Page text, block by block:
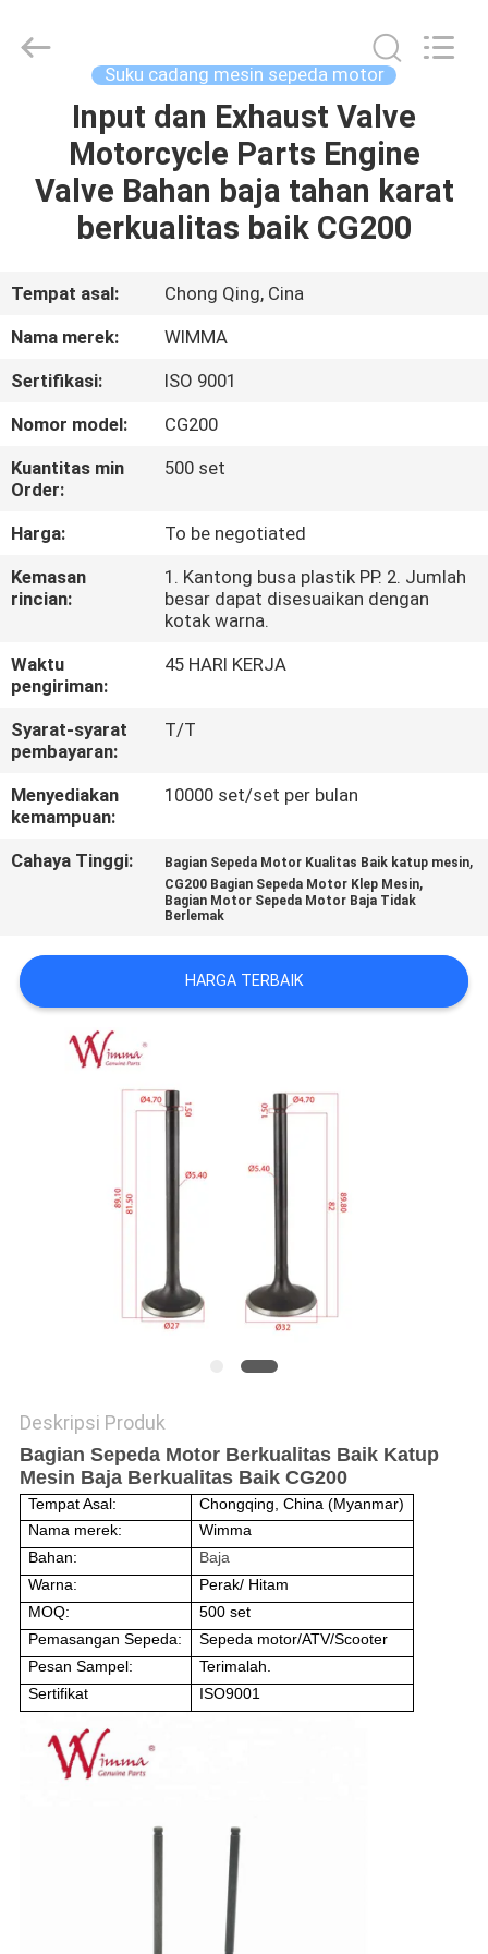
RUMAH
PRODUK
TENTANG
TUR
PABRIK
KONTROL
KUALITAS
MINTA
KUTIPAN
PETA
SITUS
PRIBADI
Spare
Parts
Suku cadang mesin sepeda motor
Input dan Exhaust Valve
Motorcycle Parts Engine
Valve Bahan baja tahan karat
berkualitas baik CG200
Tempat asal:
Chong Qing, Cina
Nama merek:
WIMMA
Sertifikasi:
ISO 9001
Nomor model:
CG200
Kuantitas min
Order:
500 set
Harga:
To be negotiated
Kemasan
rincian:
1. Kantong busa plastik PP. 2. Jumlah
besar dapat disesuaikan dengan
kotak warna.
Waktu
pengiriman:
45 HARI KERJA
Syarat-syarat
pembayaran:
T/T
Menyediakan
kemampuan:
10000 set/set per bulan
Cahaya Tinggi: Bagian Sepeda Motor Kualitas Baik katup mesin,
CG200 Bagian Sepeda Motor Klep Mesin,
Bagian Motor Sepeda Motor Baja Tidak
Berlemak
HARGA TERBAIK
Deskripsi Produk
Bagian Sepeda Motor Berkualitas Baik Katup
Mesin Baja Berkualitas Baik CG200
Tempat Asal:
Chongqing, China (Myanmar)
Nama merek:
Wimma
Bahan:
Baja
Warna:
Perak/ Hitam
MOQ:
500 set
Pemasangan Sepeda:
Sepeda motor/ATV/Scooter
Pesan Sampel:
Terimalah.
Sertifikat
ISO9001